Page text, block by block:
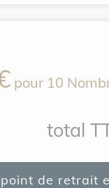
pour 10
total
de retrait